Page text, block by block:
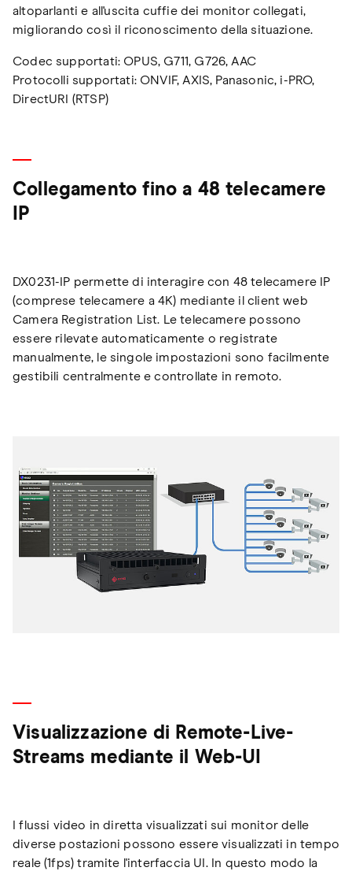
altoparlanti e all'uscita cuffie dei monitor collegati,
migliorando così il riconoscimento della situazione.
Codec supportati: OPUS, G711, G726, AAC
Protocolli supportati: ONVIF, AXIS, Panasonic, i-PRO,
DirectURI (RTSP)
Collegamento fino a 48 telecamere
IP
DX0231-IP permette di interagire con 48 telecamere IP
(comprese telecamere a 4K) mediante il client web
Camera Registration List. Le telecamere possono
essere rilevate automaticamente o registrate
manualmente, le singole impostazioni sono facilmente
gestibili centralmente e controllate in remoto.
Visualizzazione di Remote-Live-
Streams mediante il Web-UI
I flussi video in diretta visualizzati sui monitor delle
diverse postazioni possono essere visualizzati in tempo
reale (1fps) tramite l'interfaccia UI. In questo modo la